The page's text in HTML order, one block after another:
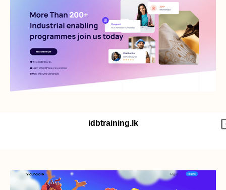
idbtraining.lk